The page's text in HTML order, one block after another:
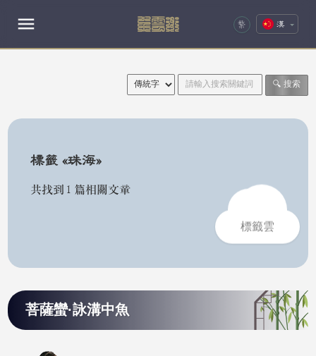
水雲鄉 漢
繁
🔍 搜索
標籤 «珠海»
共找到 1 篇相關文章
標籤雲
菩薩蠻·詠溝中魚